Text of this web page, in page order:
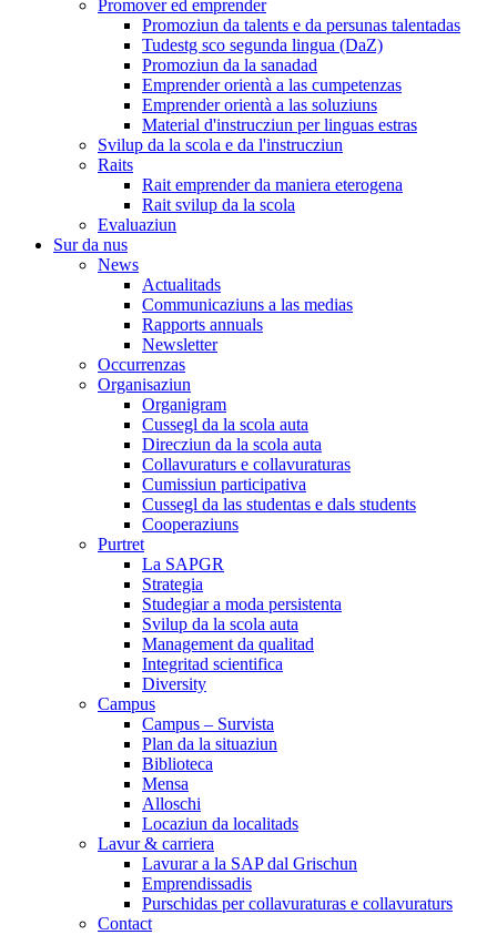
Promover ed emprender
Promoziun da talents e da persunas talentadas
Tudestg sco segunda lingua (DaZ)
Promoziun da la sanadad
Emprender orientà a las cumpetenzas
Emprender orientà a las soluziuns
Material d'instrucziun per linguas estras
Svilup da la scola e da l'instrucziun
Raits
Rait emprender da maniera eterogena
Rait svilup da la scola
Evaluaziun
Sur da nus
News
Actualitads
Communicaziuns a las medias
Rapports annuals
Newsletter
Occurrenzas
Organisaziun
Organigram
Cussegl da la scola auta
Direcziun da la scola auta
Collavuraturs e collavuraturas
Cumissiun participativa
Cussegl da las studentas e dals students
Cooperaziuns
Purtret
La SAPGR
Strategia
Studegiar a moda persistenta
Svilup da la scola auta
Management da qualitad
Integritad scientifica
Diversity
Campus
Campus – Survista
Plan da la situaziun
Biblioteca
Mensa
Alloschi
Locaziun da localitads
Lavur & carriera
Lavurar a la SAP dal Grischun
Emprendissadis
Purschidas per collavuraturas e collavuraturs
Contact